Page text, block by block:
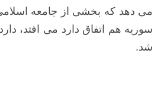
می دهد که بخشی از جامعه
سوریه هم اتفاق دارد می افتد،
شد.